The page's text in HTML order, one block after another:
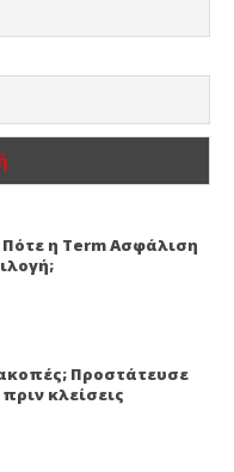
η Term Ασφάλιση
Προστάτευσε
κλείσεις